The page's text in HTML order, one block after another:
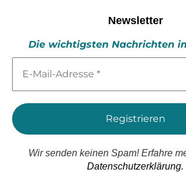
Newsletter
Die wichtigsten Nachrichten
Mail-
*
Wir senden keinen Spam! Erfahre
Datenschutzerklärung.